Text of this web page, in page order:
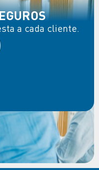
a cada cliente.